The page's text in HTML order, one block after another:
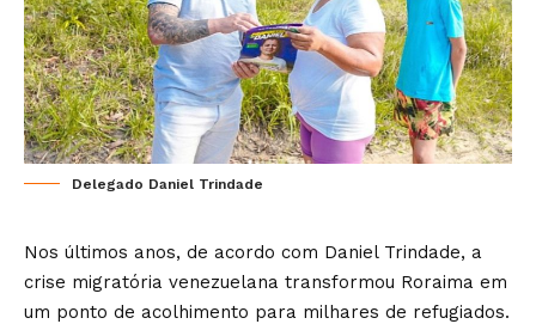
Delegado Daniel Trindade
Nos últimos anos, de acordo com Daniel Trindade, a
crise migratória venezuelana transformou Roraima em
um ponto de acolhimento para milhares de refugiados.